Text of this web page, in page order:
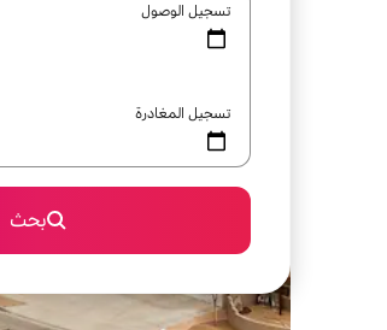
تسجيل الوصول
تسجيل المغادرة
بحث